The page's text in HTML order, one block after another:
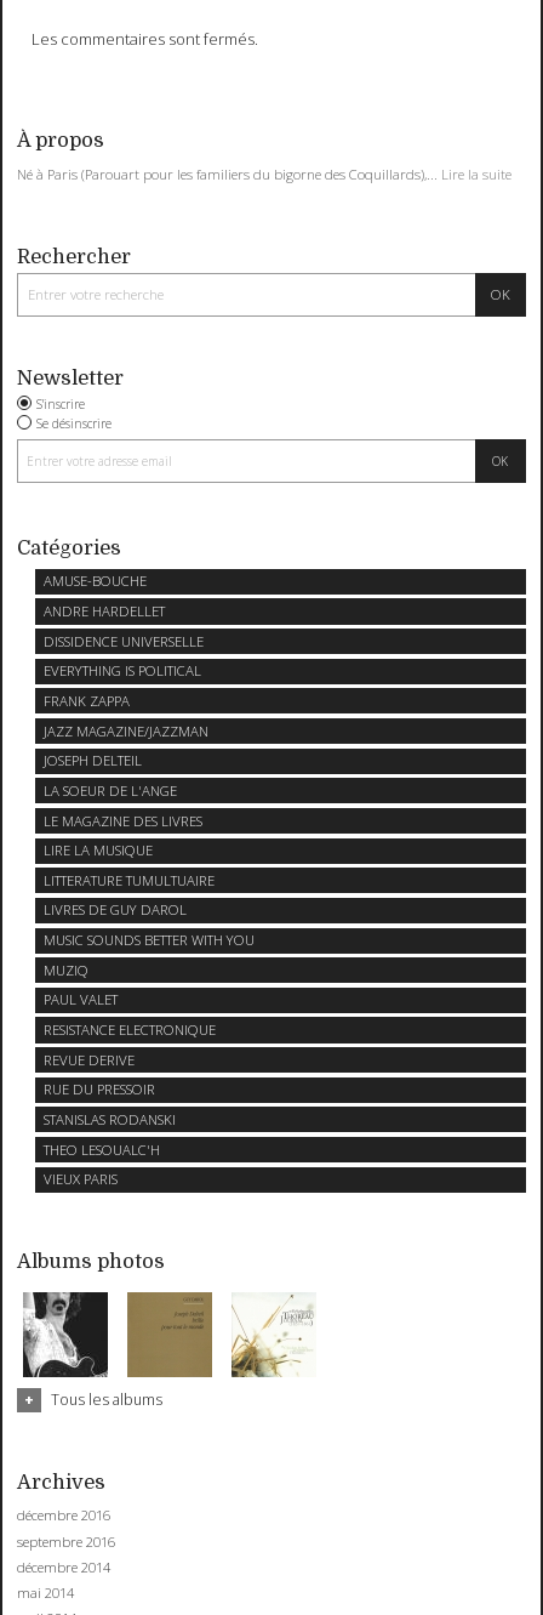
Les commentaires sont fermés.
À propos
Né à Paris (Parouart pour les familiers du bigorne des Coquillards),... Lire la suite
Rechercher
Newsletter
S'inscrire
Se désinscrire
Catégories
AMUSE-BOUCHE
ANDRE HARDELLET
DISSIDENCE UNIVERSELLE
EVERYTHING IS POLITICAL
FRANK ZAPPA
JAZZ MAGAZINE/JAZZMAN
JOSEPH DELTEIL
LA SOEUR DE L'ANGE
LE MAGAZINE DES LIVRES
LIRE LA MUSIQUE
LITTERATURE TUMULTUAIRE
LIVRES DE GUY DAROL
MUSIC SOUNDS BETTER WITH YOU
MUZIQ
PAUL VALET
RESISTANCE ELECTRONIQUE
REVUE DERIVE
RUE DU PRESSOIR
STANISLAS RODANSKI
THEO LESOUALC'H
VIEUX PARIS
Albums photos
Tous les albums
Archives
décembre 2016
septembre 2016
décembre 2014
mai 2014